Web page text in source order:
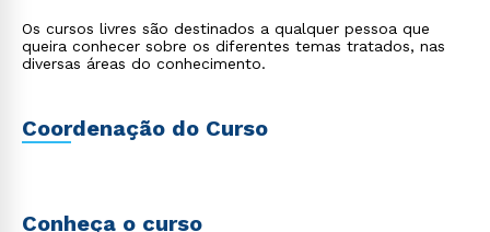
Os cursos livres são destinados a qualquer pessoa que
queira conhecer sobre os diferentes temas tratados, nas
diversas áreas do conhecimento.
Coordenação do Curso
Conheça o curso